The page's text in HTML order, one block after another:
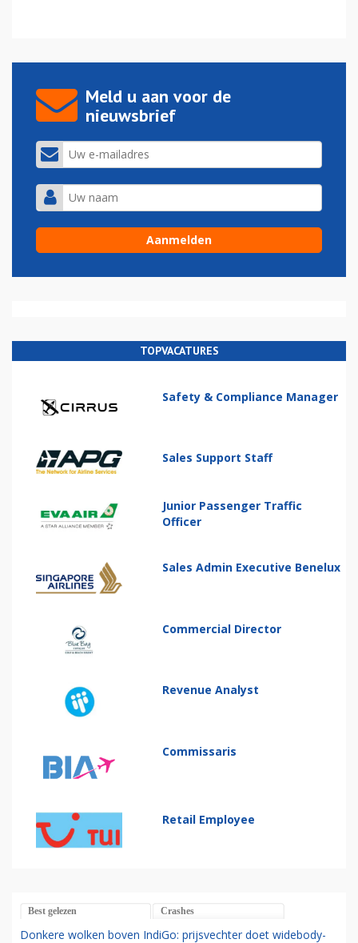
Meld u aan voor de
nieuwsbrief
TOPVACATURES
Safety & Compliance Manager
Sales Support Staff
Junior Passenger Traffic
Officer
Sales Admin Executive Benelux
Commercial Director
Revenue Analyst
Commissaris
Retail Employee
Best gelezen Crashes
Donkere wolken boven IndiGo: prijsvechter doet widebody-